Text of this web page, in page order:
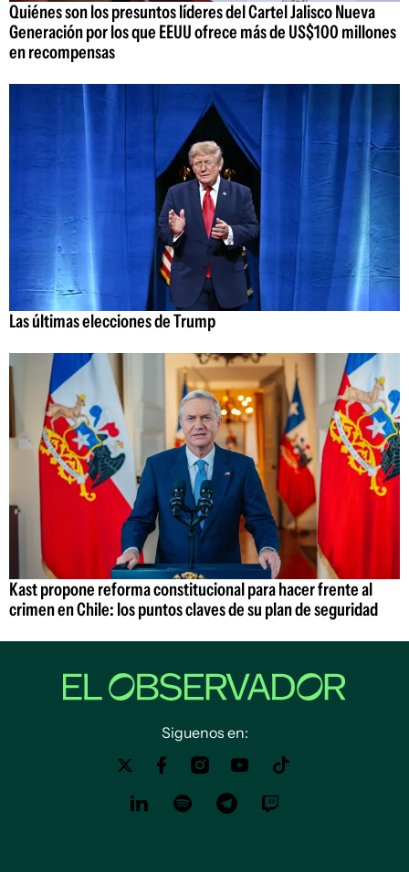
Quiénes son los presuntos líderes del Cartel Jalisco Nueva
Generación por los que EEUU ofrece más de US$100 millones
en recompensas
Las últimas elecciones de Trump
Kast propone reforma constitucional para hacer frente al
crimen en Chile: los puntos claves de su plan de seguridad
Siguenos en: